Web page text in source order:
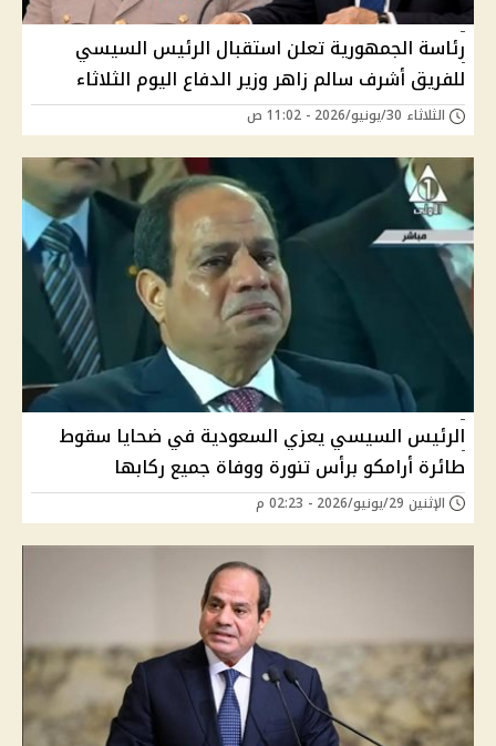
رئاسة الجمهورية تعلن استقبال الرئيس السيسي
للفريق أشرف سالم زاهر وزير الدفاع اليوم الثلاثاء
الثلاثاء 30/يونيو/2026 - 11:02 ص
الرئيس السيسي يعزي السعودية في ضحايا سقوط
طائرة أرامكو برأس تنورة ووفاة جميع ركابها
الإثنين 29/يونيو/2026 - 02:23 م